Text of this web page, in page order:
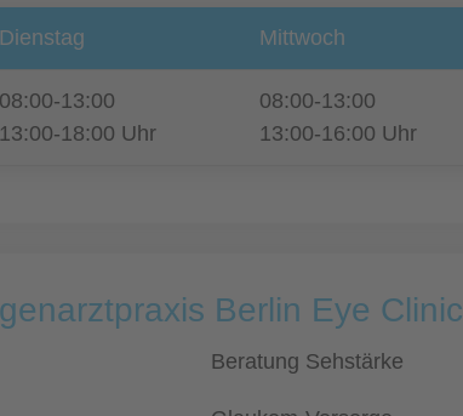
Dienstag Mittwoch
08:00-13:00
13:00-18:00 Uhr
08:00-13:00
13:00-16:00 Uhr
Berlin Eye Clinic
Beratung Sehstärke